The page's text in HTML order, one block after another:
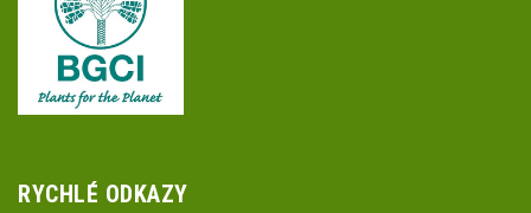
RYCHLÉ ODKAZY